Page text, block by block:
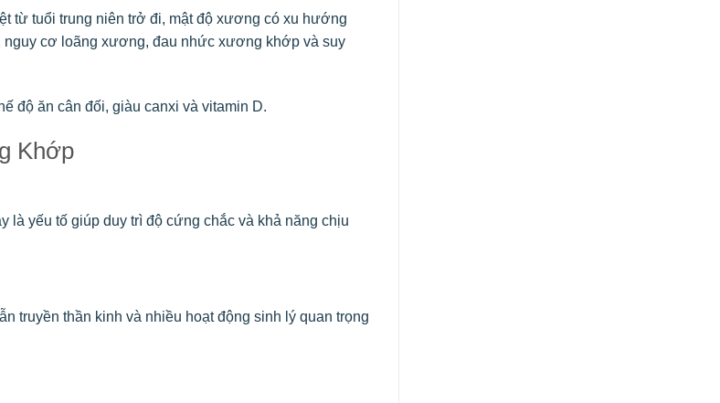
từ tuổi trung niên trở đi, mật độ xương có xu hướng
cơ loãng xương, đau nhức xương khớp và suy
độ ăn cân đối, giàu canxi và vitamin D.
Khớp
yếu tố giúp duy trì độ cứng chắc và khả năng chịu
truyền thần kinh và nhiều hoạt động sinh lý quan trọng